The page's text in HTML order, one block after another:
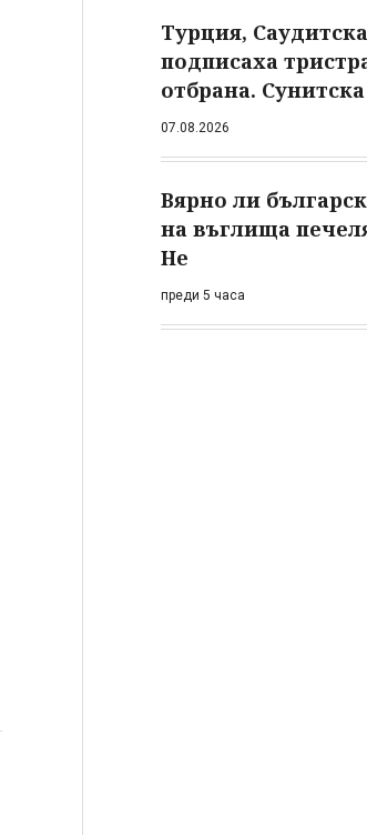
Турция,
подписаха
отбрана.
07.08.2026
Вярно ли
на въглища
Не
преди 5 часа